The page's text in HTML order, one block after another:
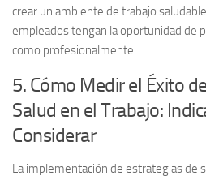
crear un ambiente de trabajo
empleados tengan la oportunidad de
como profesionalmente.
5. Cómo Medir el Éxito
Salud en el Trabajo:
Considerar
La implementación de estrategias de